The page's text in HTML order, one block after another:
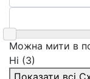
Можна мити в
Ні (3)
Показати всі